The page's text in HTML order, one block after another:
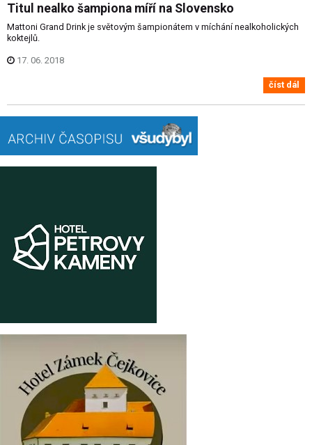
Titul nealko šampiona míří na Slovensko
Mattoni Grand Drink je světovým šampionátem v míchání nealkoholických
koktejlů.
17. 06. 2018
číst dál